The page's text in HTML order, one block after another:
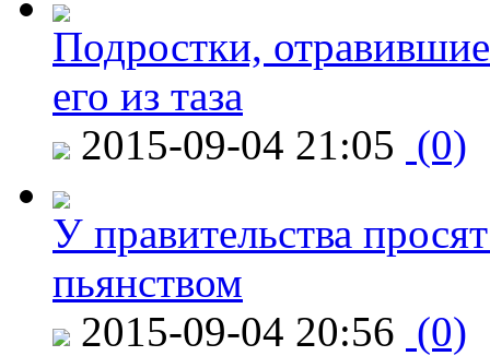
Подростки,
его из таза
2015-09-04 21:05 (0)
У правительства
пьянством
2015-09-04 20:56 (0)